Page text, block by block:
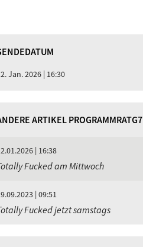
Jan. 2026 | 16:30
ARTIKEL PROGRAMMRATG7
| 16:38
Fucked am Mittwoch
| 09:51
Fucked jetzt samstags